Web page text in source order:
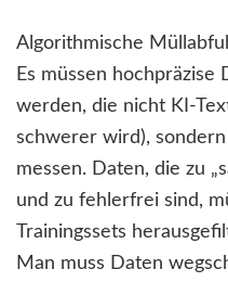
Algorithmische
Es müssen
werden, die nicht KI-
schwerer wird),
messen. Daten, die zu
und zu fehlerfrei sind,
Trainingssets
Man muss Daten